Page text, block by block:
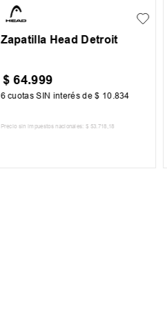
Zapatilla Head Detroit
$ 64.999
6 cuotas SIN interés de$ 10 .834
Precio sin impuestos nacionales: $ 53.718 ,18